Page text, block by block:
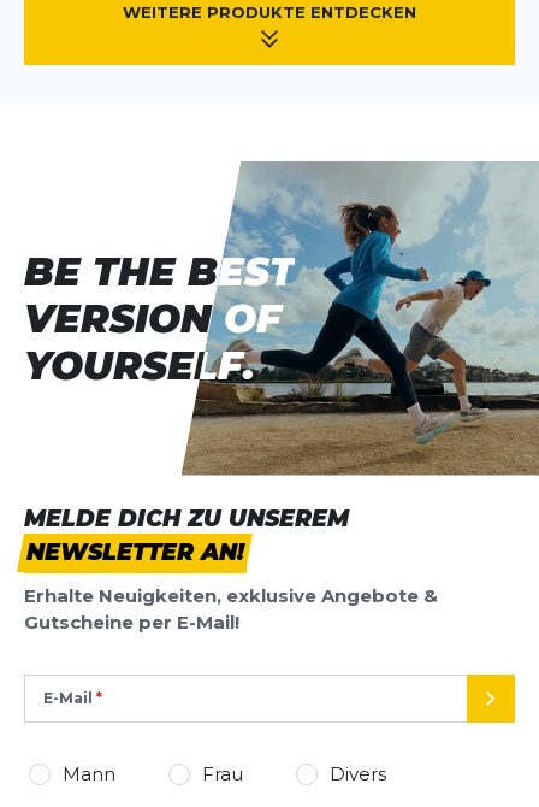
WEITERE PRODUKTE ENTDECKEN
MELDE DICH ZU UNSEREM
NEWSLETTER AN!
Erhalte Neuigkeiten, exklusive Angebote &
Gutscheine per E-Mail!
E-Mail
Mann Frau Divers
BE THE BEST
VERSION OF
YOURSELF.
BE THE BEST
VERSION OF
YOURSELF.